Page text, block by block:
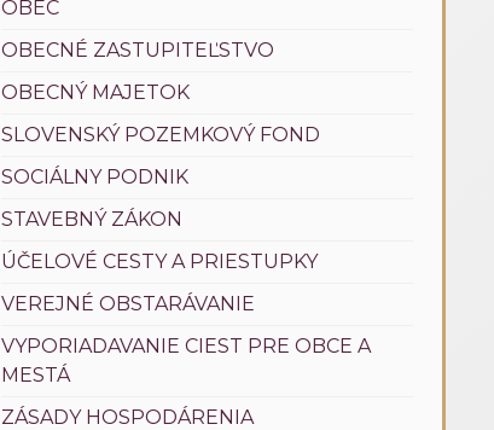
OBEC
OBECNÉ ZASTUPITEĽSTVO
OBECNÝ MAJETOK
SLOVENSKÝ POZEMKOVÝ FOND
SOCIÁLNY PODNIK
STAVEBNÝ ZÁKON
ÚČELOVÉ CESTY A PRIESTUPKY
VEREJNÉ OBSTARÁVANIE
VYPORIADAVANIE CIEST PRE OBCE A
MESTÁ
ZÁSADY HOSPODÁRENIA